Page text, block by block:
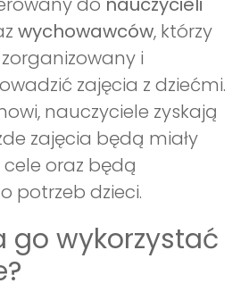
wychowawców, którzy
i
zajęcia z dziećmi.
nauczyciele zyskają
zajęcia będą miały
oraz będą
potrzeb dzieci.
go wykorzystać